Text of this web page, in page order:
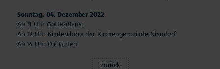
Sonntag, 04. Dezember 2022
Ab 11 Uhr Gottesdienst
Ab 12 Uhr Kinderchöre der Kirchengemeinde Niendorf
Ab 14 Uhr Die Guten
Zurück